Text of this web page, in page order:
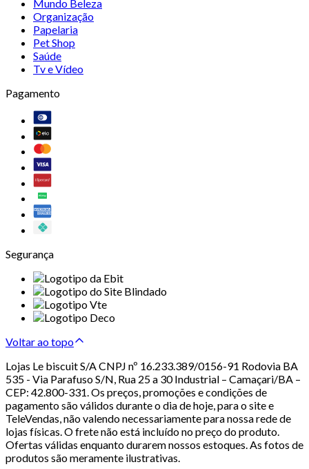
Mundo Beleza
Organização
Papelaria
Pet Shop
Saúde
Tv e Vídeo
Pagamento
Segurança
Voltar ao topo
Lojas Le biscuit S/A CNPJ nº 16.233.389/0156-91 Rodovia BA
535 - Via Parafuso S/N, Rua 25 a 30 Industrial – Camaçari/BA –
CEP: 42.800-331. Os preços, promoções e condições de
pagamento são válidos durante o dia de hoje, para o site e
TeleVendas, não valendo necessariamente para nossa rede de
lojas físicas. O frete não está incluído no preço do produto.
Ofertas válidas enquanto durarem nossos estoques. As fotos de
produtos são meramente ilustrativas.